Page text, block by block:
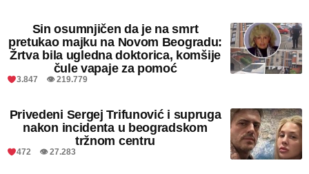
Sin osumnjičen da je na smrt
pretukao majku na Novom Beogradu:
Žrtva bila ugledna doktorica, komšije
čule vapaje za pomoć
3.847 👁 219.779
Privedeni Sergej Trifunović i supruga
nakon incidenta u beogradskom
tržnom centru
472 👁 27.283